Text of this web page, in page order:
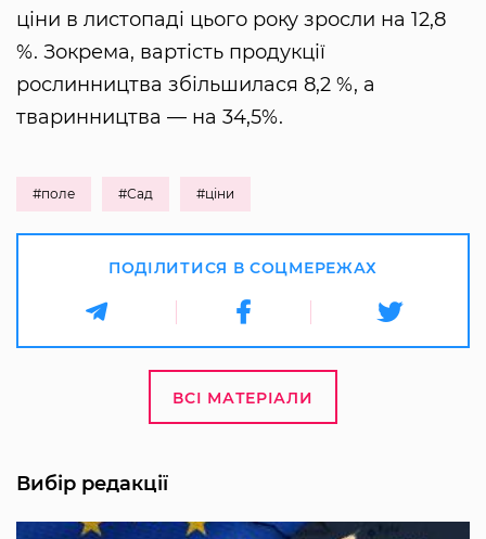
ціни в листопаді цього року зросли на 12,8
%. Зокрема, вартість продукції
рослинництва збільшилася 8,2 %, а
тваринництва — на 34,5%.
#поле #Сад #ціни
ПОДІЛИТИСЯ В СОЦМЕРЕЖАХ
ВСІ МАТЕРІАЛИ
Вибір редакції